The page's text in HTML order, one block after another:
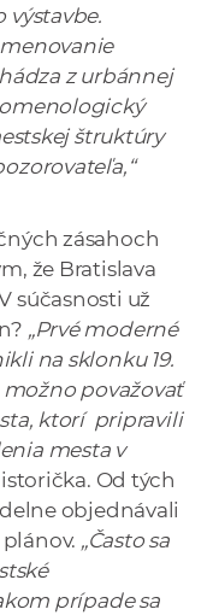
výstavbe.
z urbánnej
štruktúry
zásahoch
že Bratislava
súčasnosti už
„Prvé moderné
na sklonku 19.
považovať
ktorí pripravili
mesta v
Od tých
objednávali
„Často sa
prípade sa